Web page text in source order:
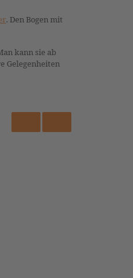
. Den Bogen mit
kann sie ab
Gelegenheiten